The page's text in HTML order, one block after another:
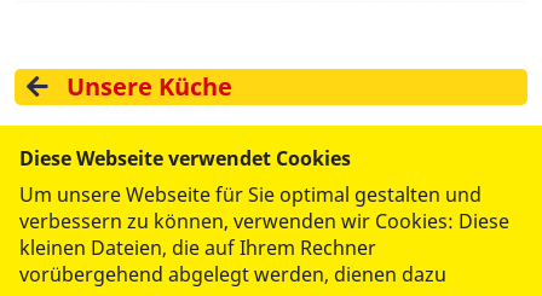
Unsere Küche
zurück zur Hauptseite
Alles unter einem Dach
Diese Webseite verwendet Cookies
Um unsere Webseite für Sie optimal gestalten und
verbessern zu können, verwenden wir Cookies: Diese
kleinen Dateien, die auf Ihrem Rechner
vorübergehend abgelegt werden, dienen dazu